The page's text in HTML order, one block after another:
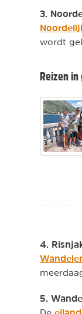
3.
wordt
Reizen in
4.
5.
De